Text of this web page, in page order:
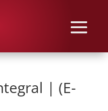
| (E-